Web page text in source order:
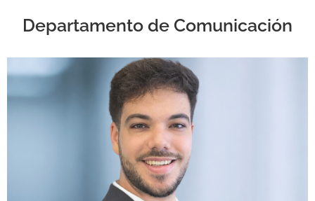
Departamento de Comunicación